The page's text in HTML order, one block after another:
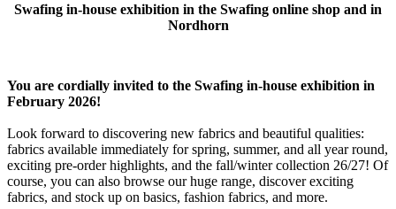
Swafing in-house exhibition in the Swafing online shop and in
Nordhorn
You are cordially invited to the Swafing in-house exhibition in
February 2026!
Look forward to discovering new fabrics and beautiful qualities:
fabrics available immediately for spring, summer, and all year round,
exciting pre-order highlights, and the fall/winter collection 26/27! Of
course, you can also browse our huge range, discover exciting
fabrics, and stock up on basics, fashion fabrics, and more.